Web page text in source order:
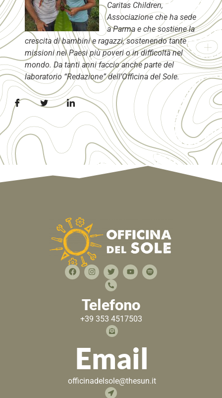
Caritas Children,
Associazione che ha sede
a Parma e che sostiene la
crescita di bambini e ragazzi, sostenendo tante
missioni nei Paesi più poveri o in difficoltà nel
mondo. Da tanti anni faccio anche parte del
laboratorio “Redazione” dell’Officina del Sole.
Telefono
+39 353 4517503
Email
officinadelsole@thesun.it